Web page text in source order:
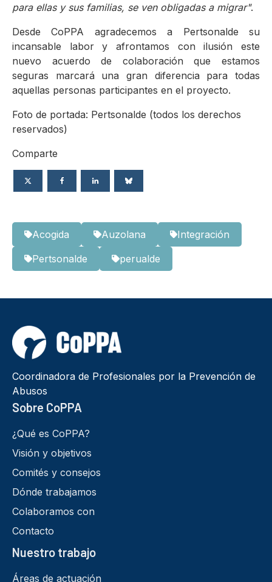
para ellas y sus familias, se ven obligadas a migrar".
Desde CoPPA agradecemos a Pertsonalde su
incansable labor y afrontamos con ilusión este
nuevo acuerdo de colaboración que estamos
seguras marcará una gran diferencia para todas
aquellas personas participantes en el proyecto.
Foto de portada: Pertsonalde (todos los derechos
reservados)
Comparte
Acogida Auzolana
Integración
Pertsonalde
perualde
Coordinadora de Profesionales por la Prevención de
Abusos
Sobre CoPPA
¿Qué es CoPPA?
Visión y objetivos
Comités y consejos
Dónde trabajamos
Colaboramos con
Contacto
Nuestro trabajo
Áreas de actuación